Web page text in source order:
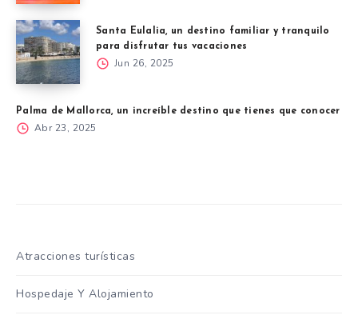
Santa Eulalia, un destino familiar y tranquilo
para disfrutar tus vacaciones
Jun 26, 2025
Palma de Mallorca, un increíble destino que tienes que conocer
Abr 23, 2025
Atracciones turísticas
Hospedaje Y Alojamiento